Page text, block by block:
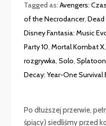
Tagged as:Avengers:
of the Necrodancer,Dead
Disney Fantasia: Music
Party 10,Mortal Kombat X
rozgrywka,Solo,Splatoon
Decay: Year-One Survival
Po dłuższej przerwie,
śpiący) siedliśmy przed